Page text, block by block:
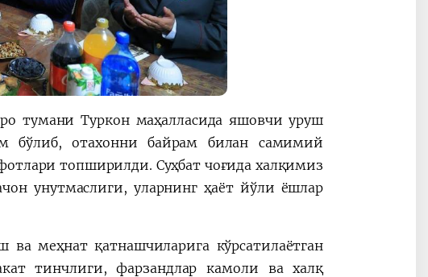
тумани Туркон маҳалласида яшовчи уруш
бўлиб, отахонни байрам билан самимий
топширилди. Суҳбат чоғида халқимиз
унутмаслиги, уларнинг ҳаёт йўли ёшлар
меҳнат қатнашчиларига кўрсатилаётган
тинчлиги, фарзандлар камоли ва халқ